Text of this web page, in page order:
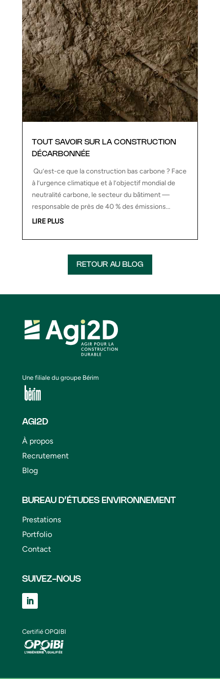
TOUT SAVOIR SUR LA CONSTRUCTION
DÉCARBONNÉE
Qu’est-ce que la construction bas carbone ? Face
à l’urgence climatique et à l’objectif mondial de
neutralité carbone, le secteur du bâtiment —
responsable de près de 40 % des émissions...
LIRE PLUS
RETOUR AU BLOG
Une filiale du groupe Bérim
AGI2D
À propos
Recrutement
Blog
BUREAU D’ÉTUDES ENVIRONNEMENT
Prestations
Portfolio
Contact
SUIVEZ-NOUS
Certifié OPQIBI